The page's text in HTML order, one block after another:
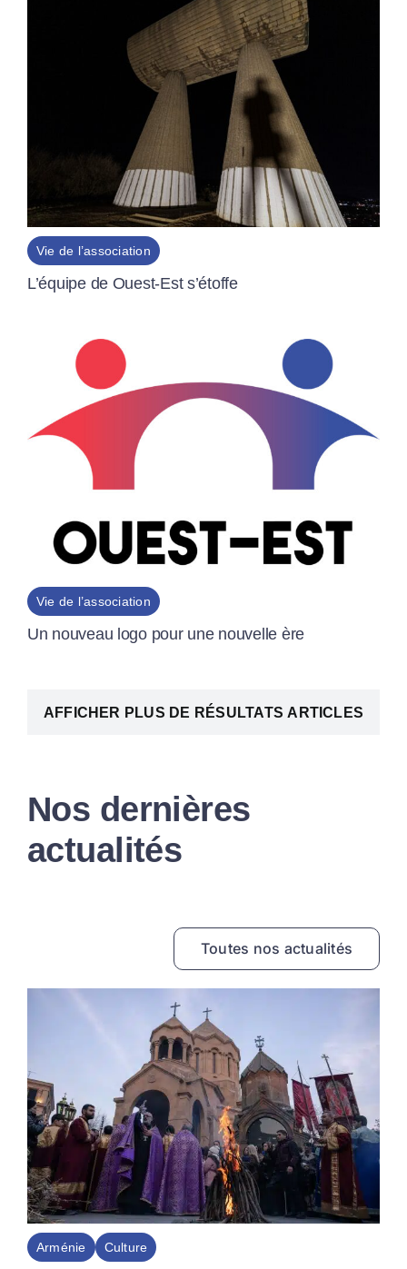
Vie de l’association
L’équipe de Ouest-Est s’étoffe
Vie de l’association
Un nouveau logo pour une nouvelle ère
AFFICHER PLUS DE RÉSULTATS ARTICLES
Nos dernières
actualités
Toutes nos actualités
Arménie Culture